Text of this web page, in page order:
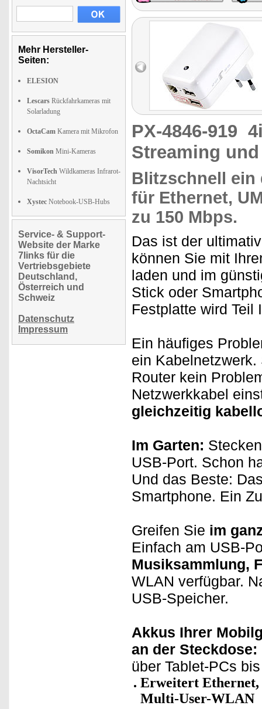
Mehr Hersteller-
Seiten:
ELESION
Lescars Rückfahrkameras mit
Solarladung
OctaCam Kamera mit Mikrofon
Somikon Mini-Kameras
VisorTech Wildkameras Infrarot-
Nachtsicht
Xystec Notebook-USB-Hubs
Service- & Support-
Website der Marke
7links für die
Vertriebsgebiete
Deutschland,
Österreich und
Schweiz
Datenschutz
Impressum
PX-4846-919
Streaming und
Blitzschnell ein
für Ethernet,
zu 150 Mbps.
Das ist der
können Sie mit
laden und im
Stick oder
Festplatte wird Teil
Ein häufiges
ein
Router kein
Netzwerkkabel
gleichzeitig
Im Garten:
USB-Port. Schon
Und das Beste:
Smartphone. Ein
Greifen Sie im
Einfach am USB-
Musiksammlung,
WLAN verfügbar.
USB-Speicher.
Akkus Ihrer
an der Steckdose:
über Tablet-PCs
Erweitert Ethernet,
Multi-User-WLAN